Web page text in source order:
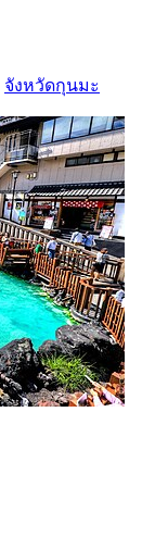
จังหวัดกุนมะ